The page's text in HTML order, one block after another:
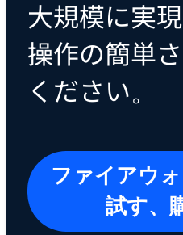
大規模に実現
操作の簡単
ください。
ファイアウォ
試す、